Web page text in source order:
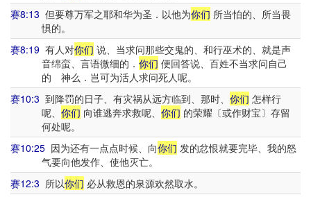
赛8:13 但要尊万军之耶和华为圣．以他为你们 所当怕的、所当畏
惧的。
赛8:19 有人对你们 说、当求问那些交鬼的、和行巫术的、就是声
音绵蛮、言语微细的． 你们 便回答说、百姓不当求问自己
的 神么．岂可为活人求问死人呢。
赛10:3 到降罚的日子、有灾祸从远方临到、那时、 你们 怎样行
呢、 你们 向谁逃奔求救呢、 你们 的荣耀〔或作财宝〕存留
何处呢。
赛10:25 因为还有一点点时候、向你们 发的忿恨就要完毕、我的怒
气要向他发作、使他灭亡。
赛12:3 所以你们 必从救恩的泉源欢然取水。